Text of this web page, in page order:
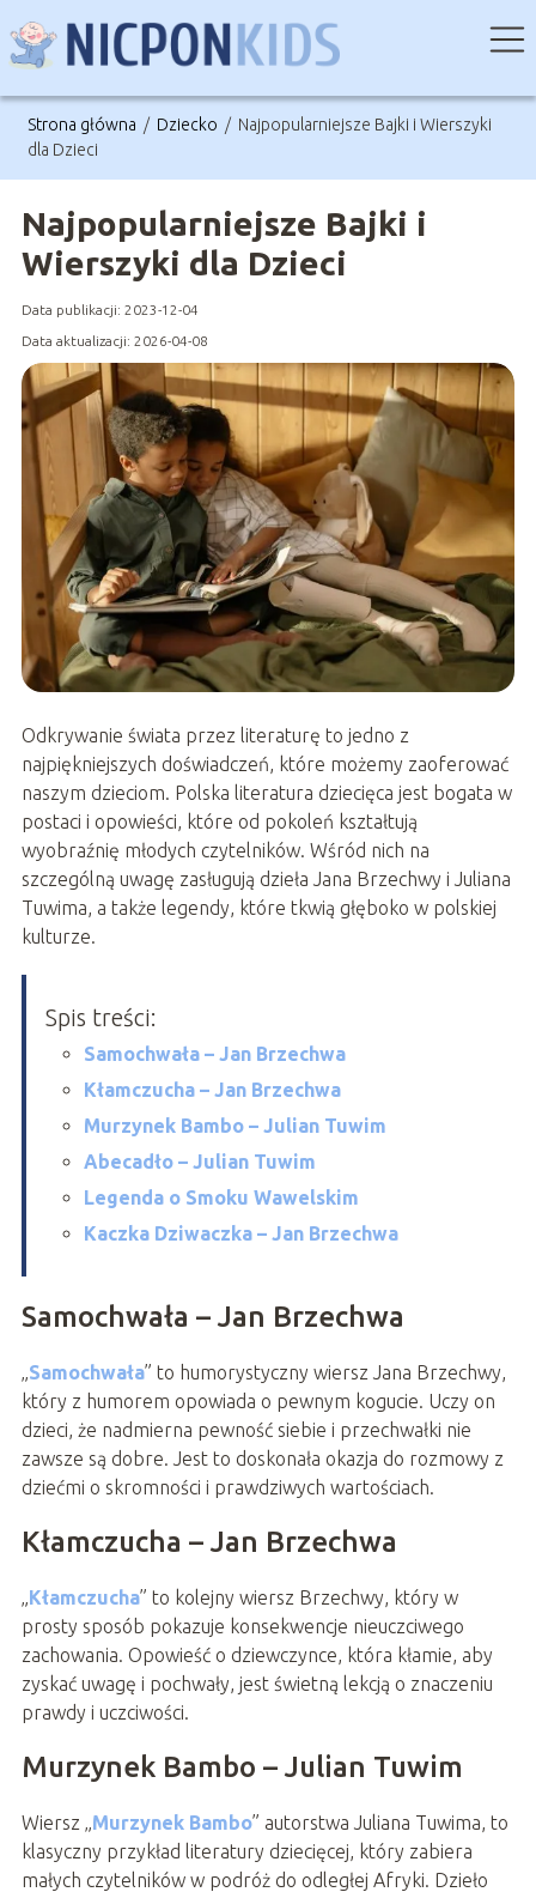
Strona główna / Dziecko / Najpopularniejsze Bajki i Wierszyki
dla Dzieci
Najpopularniejsze Bajki i
Wierszyki dla Dzieci
Data publikacji: 2023-12-04
Data aktualizacji: 2026-04-08
Odkrywanie świata przez literaturę to jedno z
najpiękniejszych doświadczeń, które możemy zaoferować
naszym dzieciom. Polska literatura dziecięca jest bogata w
postaci i opowieści, które od pokoleń kształtują
wyobraźnię młodych czytelników. Wśród nich na
szczególną uwagę zasługują dzieła Jana Brzechwy i Juliana
Tuwima, a także legendy, które tkwią głęboko w polskiej
kulturze.
Spis treści:
Samochwała – Jan Brzechwa
Kłamczucha – Jan Brzechwa
Murzynek Bambo – Julian Tuwim
Abecadło – Julian Tuwim
Legenda o Smoku Wawelskim
Kaczka Dziwaczka – Jan Brzechwa
Samochwała – Jan Brzechwa
„Samochwała” to humorystyczny wiersz Jana Brzechwy,
który z humorem opowiada o pewnym kogucie. Uczy on
dzieci, że nadmierna pewność siebie i przechwałki nie
zawsze są dobre. Jest to doskonała okazja do rozmowy z
dziećmi o skromności i prawdziwych wartościach.
Kłamczucha – Jan Brzechwa
„Kłamczucha” to kolejny wiersz Brzechwy, który w
prosty sposób pokazuje konsekwencje nieuczciwego
zachowania. Opowieść o dziewczynce, która kłamie, aby
zyskać uwagę i pochwały, jest świetną lekcją o znaczeniu
prawdy i uczciwości.
Murzynek Bambo – Julian Tuwim
Wiersz „Murzynek Bambo” autorstwa Juliana Tuwima, to
klasyczny przykład literatury dziecięcej, który zabiera
małych czytelników w podróż do odległej Afryki. Dzieło